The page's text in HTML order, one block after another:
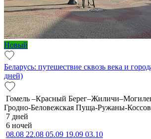
Новый
Беларусь: путешествие сквозь века и
дней)
Гомель –Красный
Гродно-Беловежская Пуща-Ружаны-
7 дней
6 ночей
08.08 22.08 05.09 19.09 03.10